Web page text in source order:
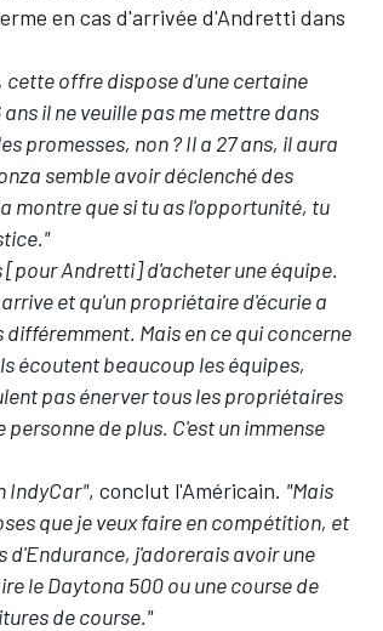
en cas d'arrivée d'Andretti dans
cette offre dispose d'une certaine
il ne veuille pas me mettre dans
promesses, non ? Il a 27 ans, il aura
semble avoir déclenché des
montre que si tu as l'opportunité, tu
[pour Andretti] d'acheter une équipe.
et qu'un propriétaire d'écurie a
Mais en ce qui concerne
écoutent beaucoup les équipes,
pas énerver tous les propriétaires
de plus. C'est un immense
IndyCar", conclut l'Américain. "Mais
que je veux faire en compétition, et
d'Endurance, j'adorerais avoir une
le Daytona 500 ou une course de
de course."